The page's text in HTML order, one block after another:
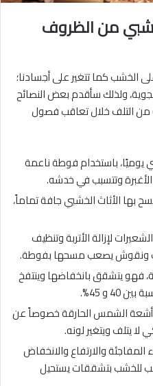
من الظروف
الخشب كما تتغير على أجسادنا؛
ولذلك سأقدم بعض النصائح
من التلف خلال تعاقب فصول
باستخدام فوطة ناعمة
وتتسبب في خدشه.
بها الأثاث الخشبي جافة تماماً،
لإزالة الأتربة وتنظيف
ونقوش يصعب مسحها بفوطة.
فهو يتشقق بانخفاضها وينتفخ
و 45%.
أشعة الشمس الحارقة خصوصاً عن
لا يتلف ويتغير لونه.
المفاجئة والارتفاع والانخفاض
للخشب بتشققات يستحيل